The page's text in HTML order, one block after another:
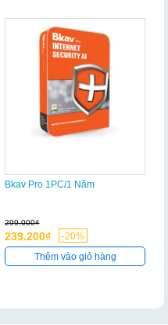
Bkav Pro 1PC/1 Năm
299.000₫
239.200₫ -20%
Thêm vào giỏ hàng